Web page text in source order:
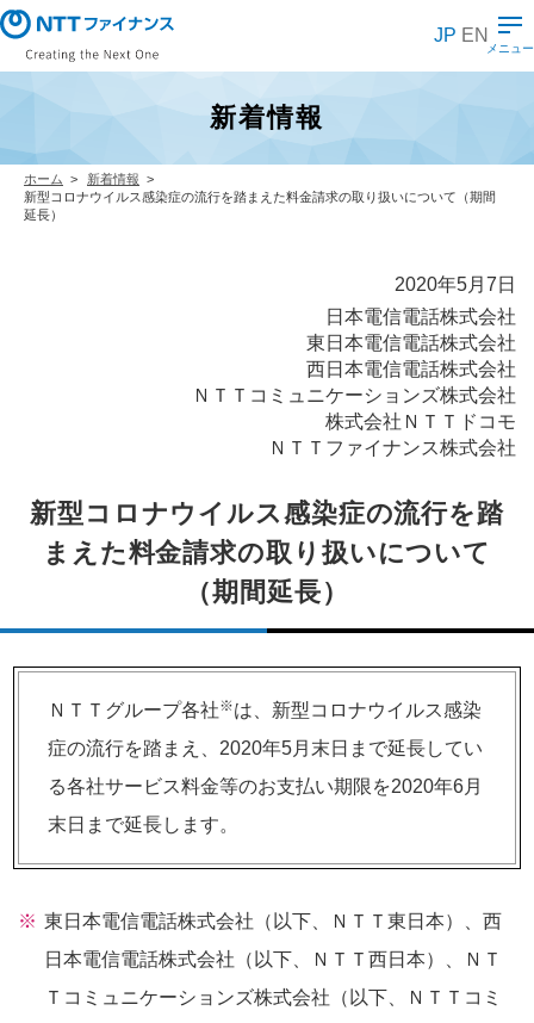
メ
イ
ス
JP EN
メニュー
新着情報
ホーム
新着情報
新型コロナウイルス感染症の流行を踏まえた料金請求の取り扱いについて（期間
延長）
2020年5月7日
日本電信電話株式会社
東日本電信電話株式会社
西日本電信電話株式会社
ＮＴＴコミュニケーションズ株式会社
株式会社ＮＴＴドコモ
ＮＴＴファイナンス株式会社
新型コロナウイルス感染症の流行を踏
まえた料金請求の取り扱いについて
（期間延長）
ＮＴＴグループ各社※は、新型コロナウイルス感染
症の流行を踏まえ、2020年5月末日まで延長してい
る各社サービス料金等のお支払い期限を2020年6月
末日まで延長します。
東日本電信電話株式会社（以下、ＮＴＴ東日本）、西
日本電信電話株式会社（以下、ＮＴＴ西日本）、ＮＴ
Ｔコミュニケーションズ株式会社（以下、ＮＴＴコミ